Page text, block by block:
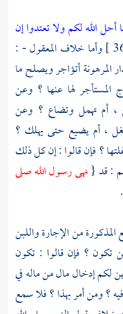
أحل الله لكم ولا تعتدوا إن
وأما خلاف المعقول - :
المرهونة أتؤاجر ويصلح ما
لها عنها ؟ وعن
، أم تهمل وتضاع ؟ وعن
، أم يضيع حتى يهلك ؟
؟ فإن قالوا : إن كل ذلك
: قد {نهى رسول الله صلى
المذكورة من الإجارة واللبن
تكون ؟ فإن قالوا : تكون
لكم إدخال مال من ماله في
؟ ومن أمر بهذا ؟ فلا سمع